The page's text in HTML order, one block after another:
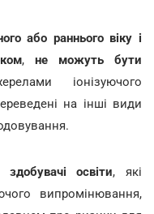
або раннього віку і
, не можуть бути
іонізуючого
на інші види
освіти, які
випромінювання,